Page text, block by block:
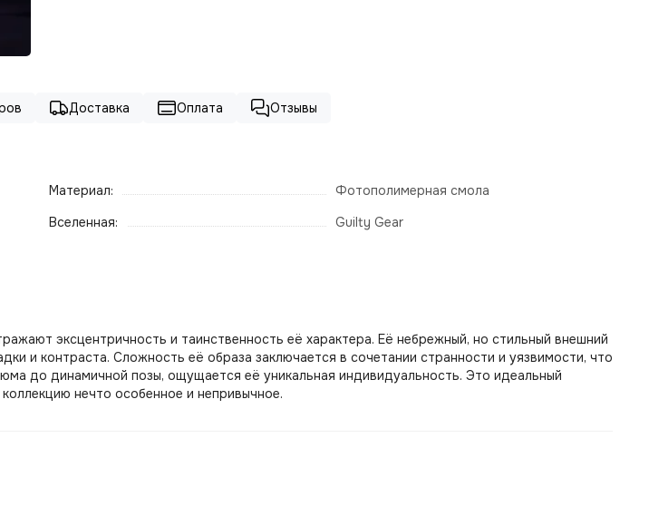
Доставка Оплата Отзывы
Материал:
Фотополимерная смола
Вселенная:
Guilty Gear
эксцентричность и таинственность её характера. Её небрежный, но стильный внешний
и контраста. Сложность её образа заключается в сочетании странности и уязвимости, что
до динамичной позы, ощущается её уникальная индивидуальность. Это идеальный
нечто особенное и непривычное.